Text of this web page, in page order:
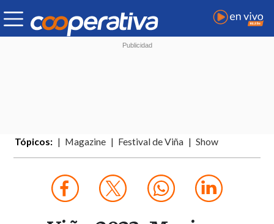
Tópicos: Magazine Festival de Viña Show